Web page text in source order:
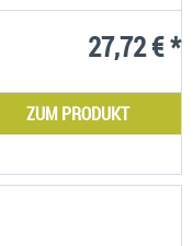
27,72 € *
ZUM PRODUKT